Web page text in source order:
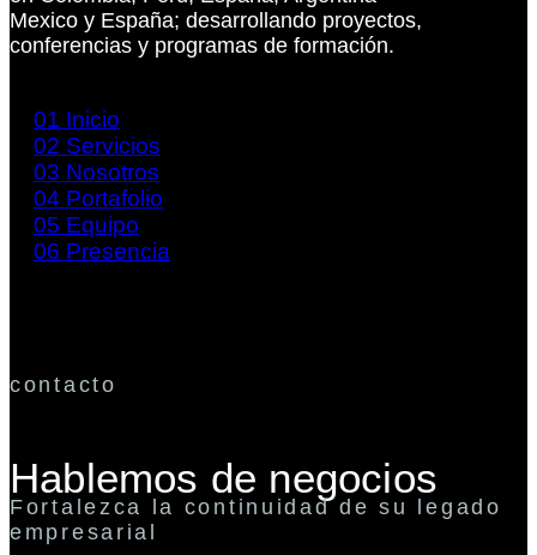
Mexico y España; desarrollando proyectos,
conferencias y programas de formación.
01 Inicio
02 Servicios
03 Nosotros
04 Portafolio
05 Equipo
06 Presencia
contacto
Hablemos de negocios
Fortalezca la continuidad de su legado
empresarial